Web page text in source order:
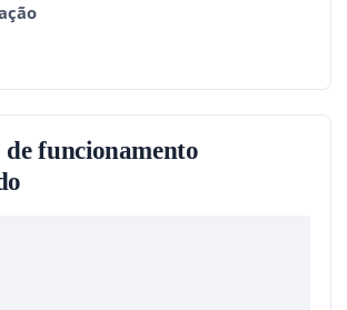
funcionamento